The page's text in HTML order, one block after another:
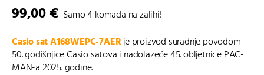
99,00€ Samo 4 komada na zalihi!
Casio sat A168WEPC-7AERje proizvod suradnje povodom
50. godišnjice Casio satova i nadolazeće 45. obljetnice PAC-
MAN-a 2025. godine.